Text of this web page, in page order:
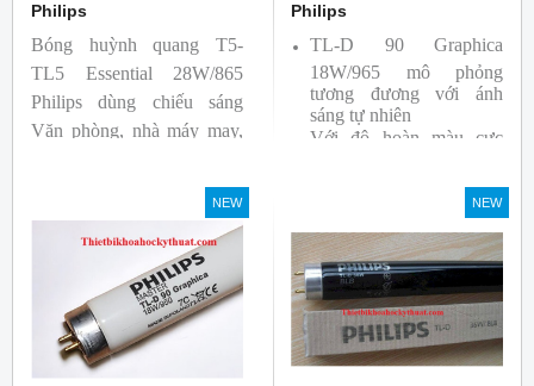
Philips
Bóng huỳnh quang T5-
TL5 Essential 28W/865
Philips dùng chiếu sáng
Văn phòng, nhà máy may,
Philips
TL-D 90 Graphica
18W/965 mô phỏng
tương đương với ánh
sáng tự nhiên
Với độ hoàn màu cực
Sản phẩm được sản xuất
bởi hãng Philips, xuất xứ
Ba lan
NEW NEW